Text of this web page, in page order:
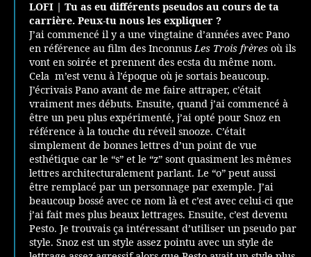
LOFI | Tu as eu différents pseudos au cours de ta
carrière. Peux-tu nous les expliquer ?
J’ai commencé il y a une vingtaine d’années avec Pano
en référence au film des InconnusLes Trois frères où ils
vont en soirée et prennent des ecsta du même nom.
Cela m’est venu à l’époque où je sortais beaucoup.
J’écrivais Pano avant de me faire attraper, c’était
vraiment mes débuts. Ensuite, quand j’ai commencé à
être un peu plus expérimenté, j’ai opté pour Snoz en
référence à la touche du réveil snooze. C’était
simplement de bonnes lettres d’un point de vue
esthétique car le “s” et le “z” sont quasiment les mêmes
lettres architecturalement parlant. Le “o” peut aussi
être remplacé par un personnage par exemple. J’ai
beaucoup bossé avec ce nom là et c’est avec celui-ci que
j’ai fait mes plus beaux lettrages. Ensuite, c’est devenu
Pesto. Je trouvais ça intéressant d’utiliser un pseudo par
style. Snoz est un style assez pointu avec un style de